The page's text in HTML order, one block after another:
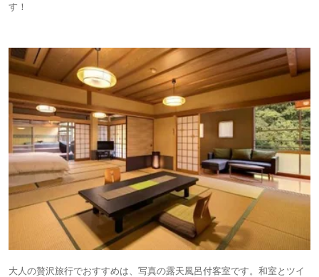
す！
大人の贅沢旅行でおすすめは、写真の露天風呂付客室です。和室とツイ